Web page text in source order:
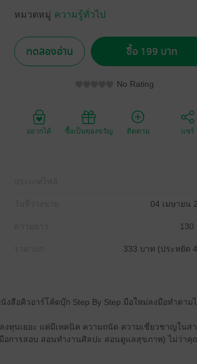
หมวดหมู่ ความรู้ทั่วไป
ทดลองอ่าน ซื้อ 199 บาท
No Rating
อยากได้ ซื้อเป็นของขวัญ ติดตาม แชร์
04 เมษายน
130
333 บาท (ประหยัด
สือคิวอาร์โค้ดบุ๊ก Step By Step มือใหม่ลงมือทำตา
งทุนเยอะ แค่มีเทคนิค ความถนัด ความเชี่ยวชาญในส
อการสอบ สอนทำงานศิลปะ สอนดูแลสุขภาพ) ไม่ว่าคุ